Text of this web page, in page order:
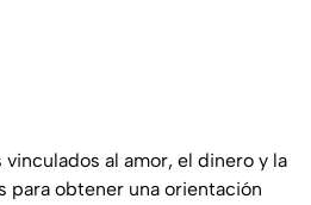
vinculados al amor, el dinero y la
para obtener una orientación